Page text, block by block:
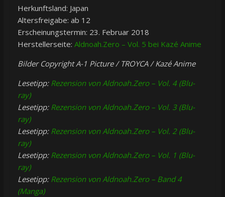
Herkunftsland: Japan
Altersfreigabe: ab 12
Erscheinungstermin: 23. Februar 2018
Herstellerseite: Aldnoah.Zero – Vol. 5 bei Kazé Anime
Bilder Copyright A-1 Picture / TROYCA / Kazé Anime
Lesetipp: Rezension von Aldnoah.Zero – Vol. 4 (Blu-
ray)
Lesetipp: Rezension von Aldnoah.Zero – Vol. 3 (Blu-
ray)
Lesetipp: Rezension von Aldnoah.Zero – Vol. 2 (Blu-
ray)
Lesetipp: Rezension von Aldnoah.Zero – Vol. 1 (Blu-
ray)
Lesetipp: Rezension von Aldnoah.Zero – Band 4
(Manga)